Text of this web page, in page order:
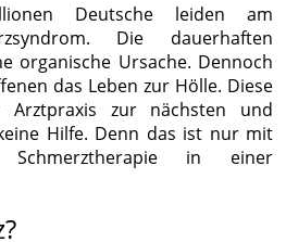
Deutsche leiden am
Die dauerhaften
organische Ursache. Dennoch
das Leben zur Hölle. Diese
zur nächsten und
Hilfe. Denn das ist nur mit
Schmerztherapie in einer